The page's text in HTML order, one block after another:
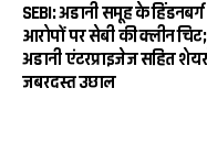
SEBI: अडानी समूह के हिंडनबर्ग
आरोपों पर सेबी की क्लीन चिट;
अडानी एंटरप्राइजेज सहित
जबरदस्त उछाल